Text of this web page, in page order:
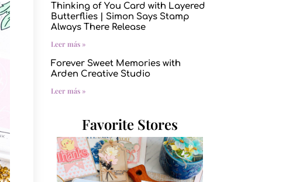
Thinking of You Card with Layered
Butterflies | Simon Says Stamp
Always There Release
Leer más »
Forever Sweet Memories with
Arden Creative Studio
Leer más »
Favorite Stores